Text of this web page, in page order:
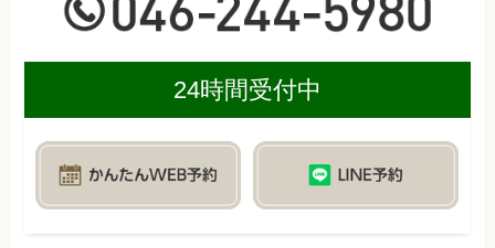
24時間受付中